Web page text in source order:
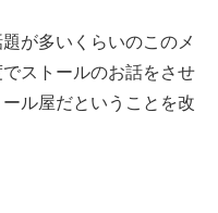
が多いくらいのこのメ
ストールのお話をさせ
ル屋だということを改